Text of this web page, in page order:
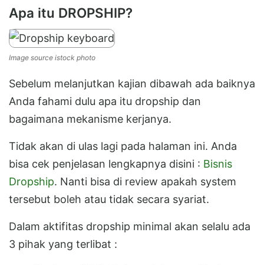
Apa itu DROPSHIP?
Image source istock photo
Sebelum melanjutkan kajian dibawah ada baiknya
Anda fahami dulu apa itu dropship dan
bagaimana mekanisme kerjanya.
Tidak akan di ulas lagi pada halaman ini. Anda
bisa cek penjelasan lengkapnya disini : Bisnis
Dropship. Nanti bisa di review apakah system
tersebut boleh atau tidak secara syariat.
Dalam aktifitas dropship minimal akan selalu ada
3 pihak yang terlibat :